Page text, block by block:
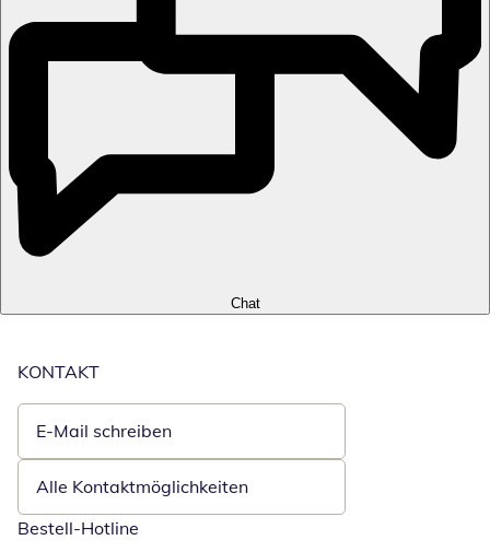
Chat
KONTAKT
E-Mail schreiben
Öffnet E-Mail-Client
Alle Kontaktmöglichkeiten
Bestell-Hotline